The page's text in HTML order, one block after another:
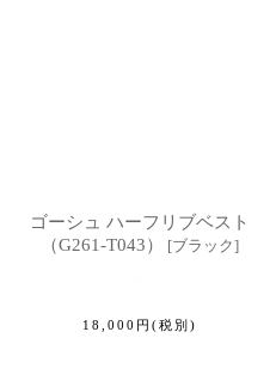
ゴーシュ ハーフリブベスト
（G261-T043）
[ブラック]
18,000 円 (税別)